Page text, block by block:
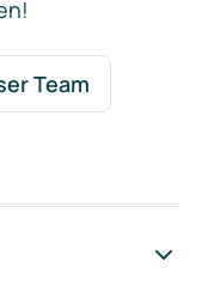
Team